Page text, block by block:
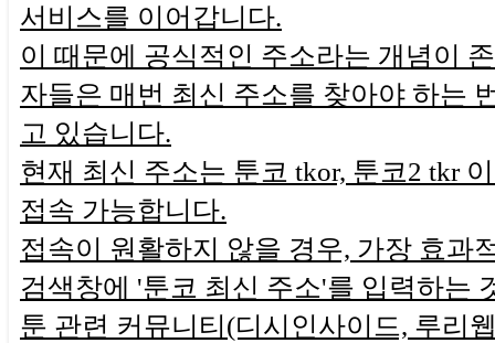
서비스를 이어갑니다.
이 때문에 공식적인 주소라는 개념이
자들은 매번 최신 주소를 찾아야 하는
고 있습니다.
현재 최신 주소는 툰코 tkor, 툰코2 tkr
접속 가능합니다.
접속이 원활하지 않을 경우, 가장 효과
검색창에 '툰코 최신 주소'를 입력하는
툰 관련 커뮤니티(디시인사이드, 루리